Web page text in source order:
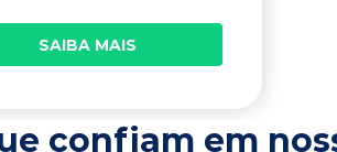
SAIBA MAIS
confiam em